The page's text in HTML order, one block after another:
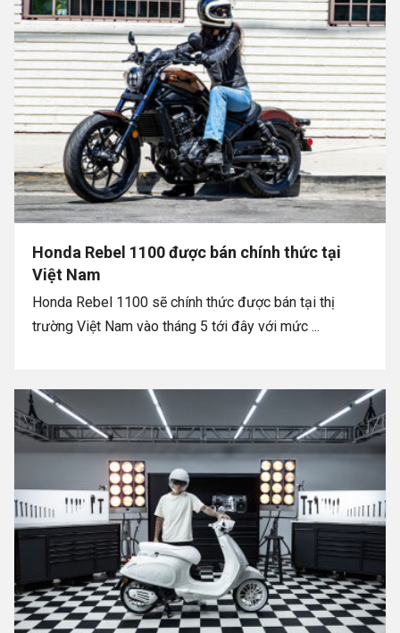
Honda Rebel 1100 được bán chính thức tại
Việt Nam
Honda Rebel 1100 sẽ chính thức được bán tại thị
trường Việt Nam vào tháng 5 tới đây với mức ...